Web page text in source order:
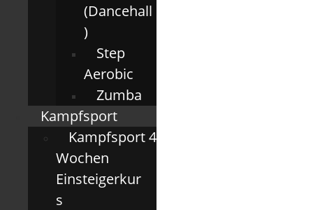
(Dancehall
)
Step
Aerobic
Zumba
Kampfsport
Kampfsport 4
Wochen
Einsteigerkur
s